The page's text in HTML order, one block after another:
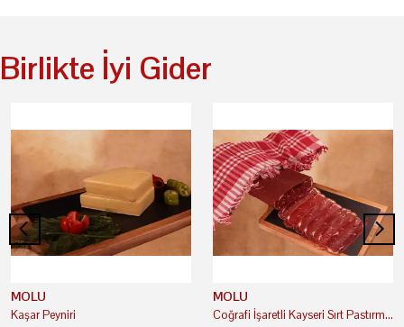
Birlikte İyi Gider
MOLU
Kaşar Peyniri
MOLU
Coğrafi İşaretli Kayseri Sırt Pastırma Yağsız (Çemenli)